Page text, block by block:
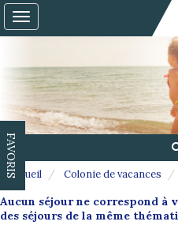
Toggle
navigation
FAVORIS
Accueil Colonie de vacances
Aucun séjour ne correspond à
des séjours de la même